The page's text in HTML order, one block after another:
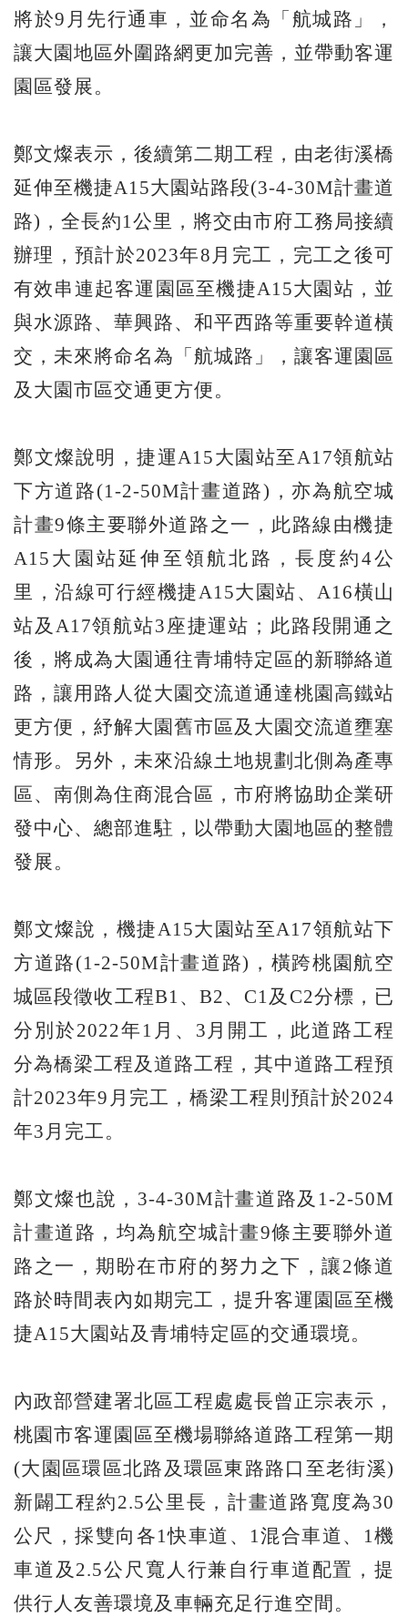
將於9月先行通車，並命名為「航城路」，
讓大園地區外圍路網更加完善，並帶動客運
園區發展。
鄭文燦表示，後續第二期工程，由老街溪橋
延伸至機捷A15大園站路段(3-4-30M計畫道
路)，全長約1公里，將交由市府工務局接續
辦理，預計於2023年8月完工，完工之後可
有效串連起客運園區至機捷A15大園站，並
與水源路、華興路、和平西路等重要幹道橫
交，未來將命名為「航城路」，讓客運園區
及大園市區交通更方便。
鄭文燦說明，捷運A15大園站至A17領航站
下方道路(1-2-50M計畫道路)，亦為航空城
計畫9條主要聯外道路之一，此路線由機捷
A15大園站延伸至領航北路，長度約4公
里，沿線可行經機捷A15大園站、A16橫山
站及A17領航站3座捷運站；此路段開通之
後，將成為大園通往青埔特定區的新聯絡道
路，讓用路人從大園交流道通達桃園高鐵站
更方便，紓解大園舊市區及大園交流道壅塞
情形。另外，未來沿線土地規劃北側為產專
區、南側為住商混合區，市府將協助企業研
發中心、總部進駐，以帶動大園地區的整體
發展。
鄭文燦說，機捷A15大園站至A17領航站下
方道路(1-2-50M計畫道路)，橫跨桃園航空
城區段徵收工程B1、B2、C1及C2分標，已
分別於2022年1月、3月開工，此道路工程
分為橋梁工程及道路工程，其中道路工程預
計2023年9月完工，橋梁工程則預計於2024
年3月完工。
鄭文燦也說，3-4-30M計畫道路及1-2-50M
計畫道路，均為航空城計畫9條主要聯外道
路之一，期盼在市府的努力之下，讓2條道
路於時間表內如期完工，提升客運園區至機
捷A15大園站及青埔特定區的交通環境。
內政部營建署北區工程處處長曾正宗表示，
桃園市客運園區至機場聯絡道路工程第一期
(大園區環區北路及環區東路路口至老街溪)
新闢工程約2.5公里長，計畫道路寬度為30
公尺，採雙向各1快車道、1混合車道、1機
車道及2.5公尺寬人行兼自行車道配置，提
供行人友善環境及車輛充足行進空間。